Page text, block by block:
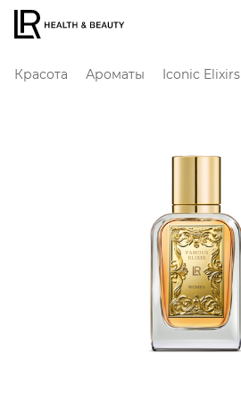
Красота Ароматы Iconic Elixirs